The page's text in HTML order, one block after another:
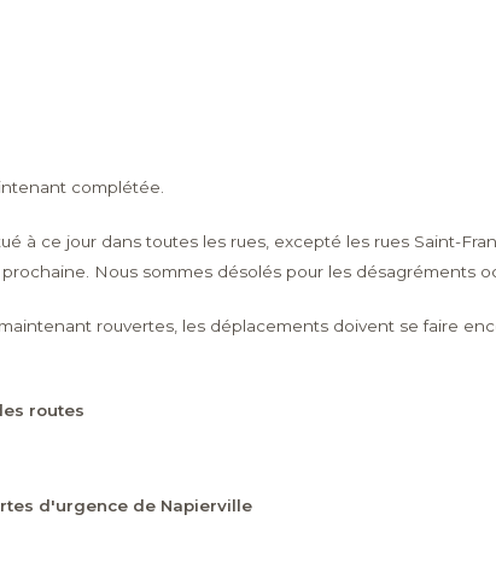
complétée.
à ce jour dans toutes les rues, excepté les rues Saint-
Nous sommes désolés pour les désagréments
rouvertes, les déplacements doivent se faire
routes
d'urgence de Napierville